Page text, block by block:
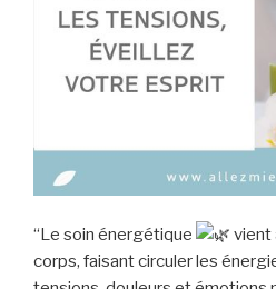
“Le soin énergétique
vient
corps, faisant circuler les